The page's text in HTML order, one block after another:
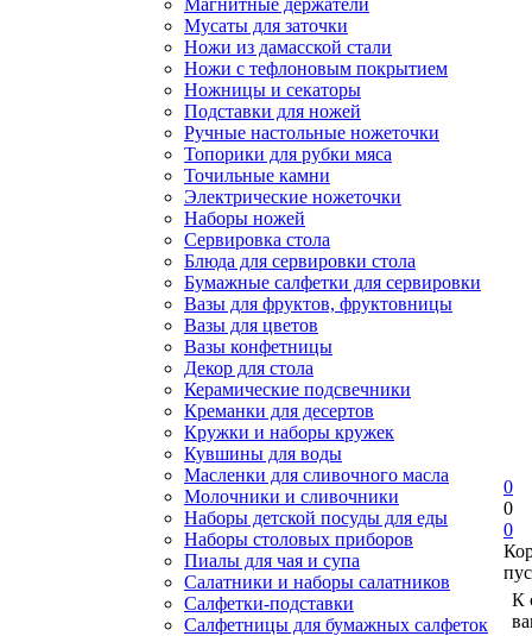
Магнитные держатели
Мусаты для заточки
Ножи из дамасской стали
Ножи с тефлоновым покрытием
Ножницы и секаторы
Подставки для ножей
Ручные настольные ножеточки
Топорики для рубки мяса
Точильные камни
Электрические ножеточки
Наборы ножей
Сервировка стола
Блюда для сервировки стола
Бумажные салфетки для сервировки
Вазы для фруктов, фруктовницы
Вазы для цветов
Вазы конфетницы
Декор для стола
Керамические подсвечники
Креманки для десертов
Кружки и наборы кружек
Кувшины для воды
Масленки для сливочного масла
Молочники и сливочники
Наборы детской посуды для еды
Наборы столовых приборов
Пиалы для чая и супа
Салатники и наборы салатников
Салфетки-подставки
Салфетницы для бумажных салфеток
0
0
0
К